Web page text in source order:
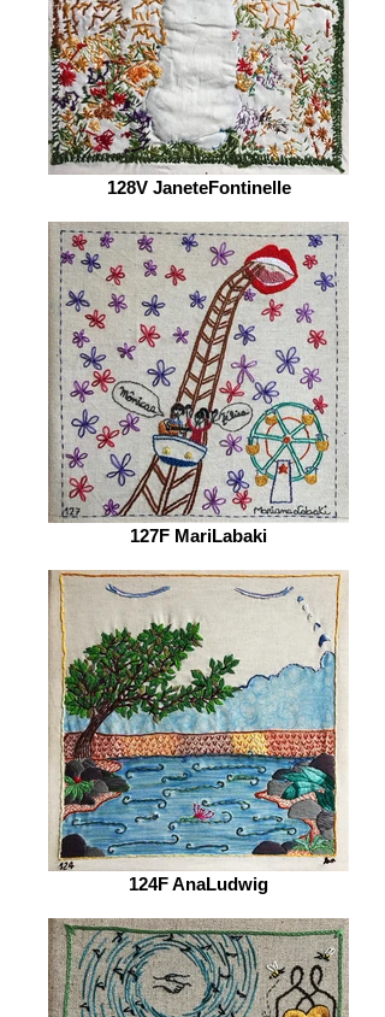
128V JaneteFontinelle
127F MariLabaki
124F AnaLudwig